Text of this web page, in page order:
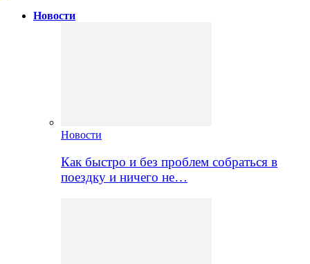
Новости
Новости
Как быстро и без проблем собраться в
поездку и ничего не…